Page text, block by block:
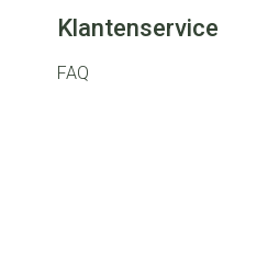
Klantenservice
FAQ